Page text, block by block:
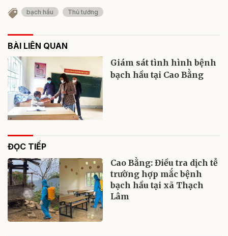
bạch hầu Thủ tướng
BÀI LIÊN QUAN
Giám sát tình hình bệnh
bạch hầu tại Cao Bằng
ĐỌC TIẾP
Cao Bằng: Điều tra dịch tễ
trường hợp mắc bệnh
bạch hầu tại xã Thạch
Lâm